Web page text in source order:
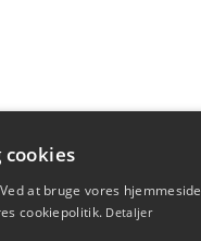
at bruge vores hjemmeside
cookiepolitik. Detaljer